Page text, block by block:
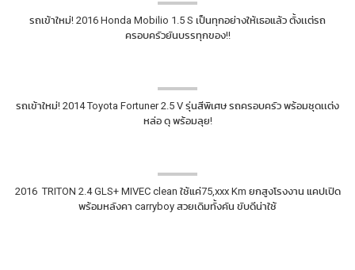
รถเข้าใหม่! 2016 Honda Mobilio 1.5 S เป็นทุกอย่างให้เธอแล้ว ตั้งเเต่รถ
ครอบครัวยันบรรทุกของ!!
รถเข้าใหม่! 2014 Toyota Fortuner 2.5 V รุ่นสีพิเศษ รถครอบครัว พร้อมชุดเเต่ง
หล่อ ดุ พร้อมลุย!
2016 TRITON 2.4 GLS+ MIVEC clean ใช้แค่75,xxx Km ยกสูงโรงงาน แคปเปิด
พร้อมหลังคา carryboy สวยเดิมทั้งคัน ขับดีน่าใช้